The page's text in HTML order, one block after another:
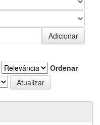
Ordenar